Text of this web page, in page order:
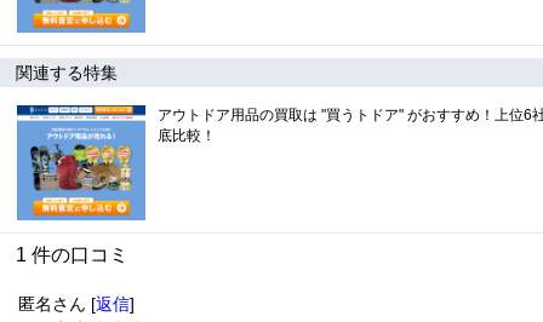
関連する特集
アウトドア用品の買取は "買うトドア" がおすすめ！上位6
底比較！
1 件の口コミ
匿名さん [返信]